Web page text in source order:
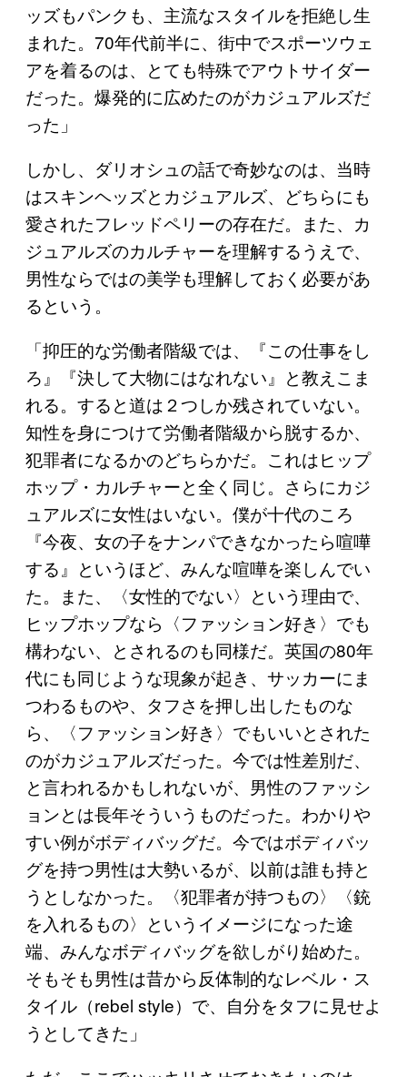
ッズもパンクも、主流なスタイルを拒絶し生
まれた。70年代前半に、街中でスポーツウェ
アを着るのは、とても特殊でアウトサイダー
だった。爆発的に広めたのがカジュアルズだ
った」
しかし、ダリオシュの話で奇妙なのは、当時
はスキンヘッズとカジュアルズ、どちらにも
愛されたフレッドペリーの存在だ。また、カ
ジュアルズのカルチャーを理解するうえで、
男性ならではの美学も理解しておく必要があ
るという。
「抑圧的な労働者階級では、『この仕事をし
ろ』『決して大物にはなれない』と教えこま
れる。すると道は２つしか残されていない。
知性を身につけて労働者階級から脱するか、
犯罪者になるかのどちらかだ。これはヒップ
ホップ・カルチャーと全く同じ。さらにカジ
ュアルズに女性はいない。僕が十代のころ
『今夜、女の子をナンパできなかったら喧嘩
する』というほど、みんな喧嘩を楽しんでい
た。また、〈女性的でない〉という理由で、
ヒップホップなら〈ファッション好き〉でも
構わない、とされるのも同様だ。英国の80年
代にも同じような現象が起き、サッカーにま
つわるものや、タフさを押し出したものな
ら、〈ファッション好き〉でもいいとされた
のがカジュアルズだった。今では性差別だ、
と言われるかもしれないが、男性のファッシ
ョンとは長年そういうものだった。わかりや
すい例がボディバッグだ。今ではボディバッ
グを持つ男性は大勢いるが、以前は誰も持と
うとしなかった。〈犯罪者が持つもの〉〈銃
を入れるもの〉というイメージになった途
端、みんなボディバッグを欲しがり始めた。
そもそも男性は昔から反体制的なレベル・ス
タイル（rebel style）で、自分をタフに見せよ
うとしてきた」